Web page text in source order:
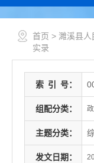
首页 > 濉溪县人
实录
索 引 号：
组配分类：
主题分类：
发文日期：